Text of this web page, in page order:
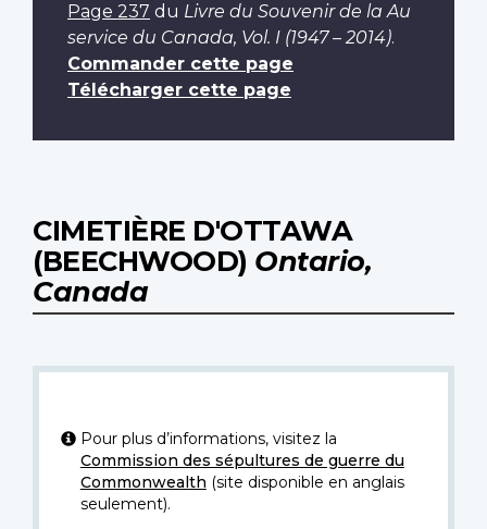
Page 237 du Livre du Souvenir de la Au
service du Canada, Vol. I (1947 – 2014).
Commander cette page
Télécharger cette page
CIMETIÈRE D'OTTAWA
(BEECHWOOD) Ontario,
Canada
Pour plus d’informations, visitez la
Commission des sépultures de guerre du
Commonwealth (site disponible en anglais
seulement).